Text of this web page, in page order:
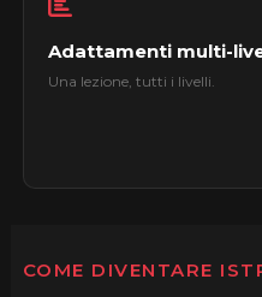
Adattamenti multi-
Una lezione, tutti i livelli.
COME DIVENTARE